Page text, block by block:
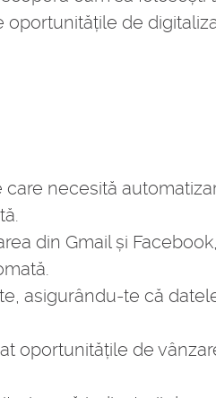
de
necesită
din Gmail și
asigurându-te că
oportunitățile de